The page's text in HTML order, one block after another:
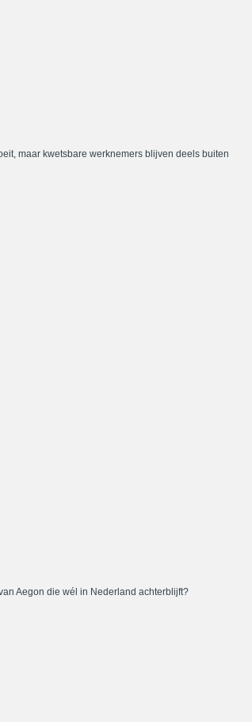
maar kwetsbare werknemers blijven deels buiten
Aegon die wél in Nederland achterblijft?